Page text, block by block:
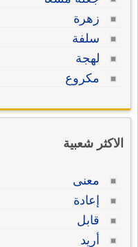
زهرة
سلفة
لهجة
مكروع
الاكثر شعبية
معنى
إعادة
قابل
أريد